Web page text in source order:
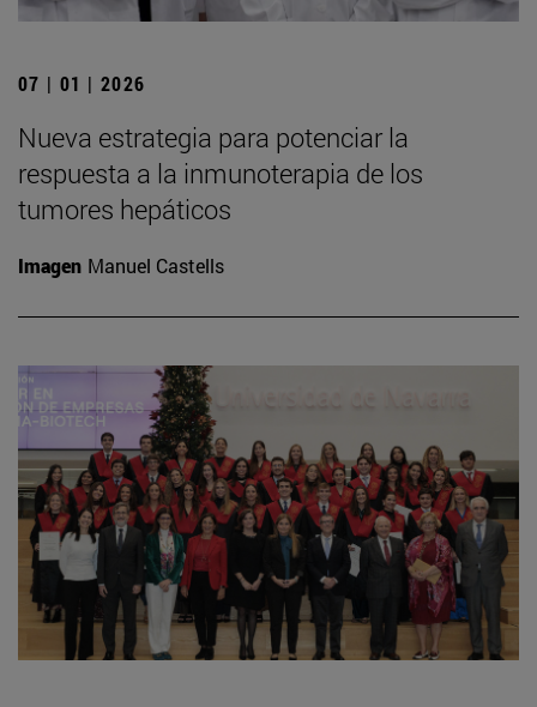
07 | 01 | 2026
Nueva estrategia para potenciar la
respuesta a la inmunoterapia de los
tumores hepáticos
Imagen Manuel Castells